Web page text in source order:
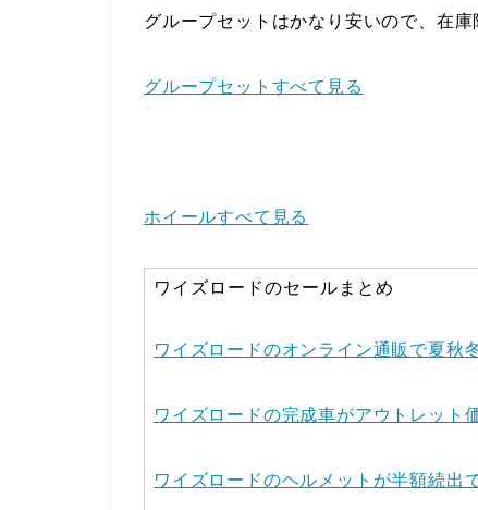
グループセットはかなり安いので、在庫
グループセットすべて見る
ホイールすべて見る
ワイズロードのセールまとめ
ワイズロードのオンライン通販で夏秋
ワイズロードの完成車がアウトレット
ワイズロードのヘルメットが半額続出